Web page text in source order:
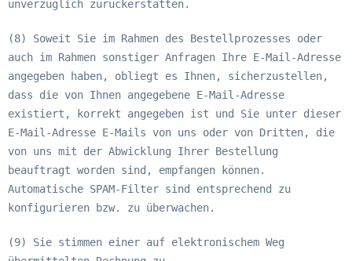
unverzüglich zurückerstatten.
(8) Soweit Sie im Rahmen des Bestellprozesses oder
auch im Rahmen sonstiger Anfragen Ihre E-Mail-Adresse
angegeben haben, obliegt es Ihnen, sicherzustellen,
dass die von Ihnen angegebene E-Mail-Adresse
existiert, korrekt angegeben ist und Sie unter dieser
E-Mail-Adresse E-Mails von uns oder von Dritten, die
von uns mit der Abwicklung Ihrer Bestellung
beauftragt worden sind, empfangen können.
Automatische SPAM-Filter sind entsprechend zu
konfigurieren bzw. zu überwachen.
(9) Sie stimmen einer auf elektronischem Weg